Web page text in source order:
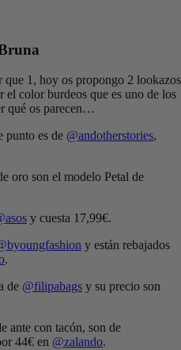
que 1, hoy os propongo 2 lookazos
color burdeos que es uno de los
qué os parecen…
punto es de @andotherstories,
oro son el modelo Petal de
y cuesta 17,99€.
y están rebajados
.
de @filipabags y su precio son
ante con tacón, son de
44€ en @zalando.